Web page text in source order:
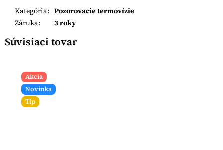
Kategória: Pozorovacie termovízie
Záruka: 3 roky
Súvisiaci tovar
Akcia
Novinka
Tip